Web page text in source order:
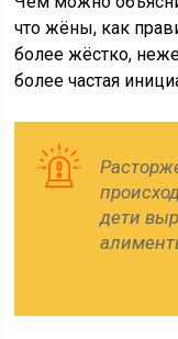
что жёны, как
более жёстко,
более частая
дети